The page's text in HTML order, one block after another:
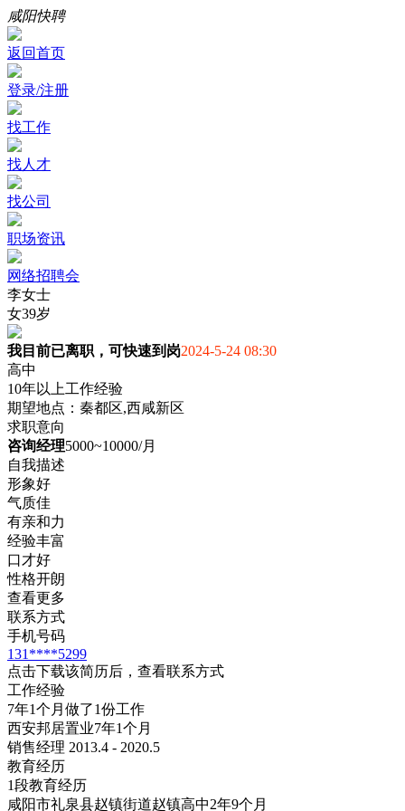
咸阳快聘
返回首页
登录/注册
找工作
找人才
找公司
职场资讯
网络招聘会
李女士
女39岁
我目前已离职，可快速到岗2024-5-24 08:30
高中
10年以上工作经验
期望地点：秦都区,西咸新区
求职意向
咨询经理5000~10000/月
自我描述
形象好
气质佳
有亲和力
经验丰富
口才好
性格开朗
查看更多
联系方式
手机号码
131****5299
点击下载该简历后，查看联系方式
工作经验
7年1个月做了1份工作
西安邦居置业7年1个月
销售经理 2013.4 - 2020.5
教育经历
1段教育经历
咸阳市礼泉县赵镇街道赵镇高中2年9个月